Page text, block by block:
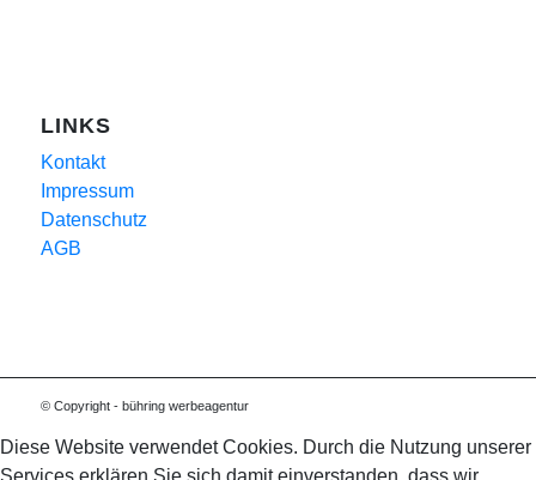
LINKS
Kontakt
Impressum
Datenschutz
AGB
© Copyright - bühring werbeagentur
Diese Website verwendet Cookies. Durch die Nutzung unserer